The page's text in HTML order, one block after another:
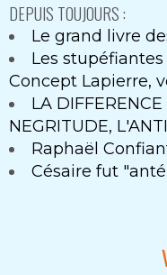
DEPUIS TOUJOURS :
Le grand livre
Les
Concept Lapierre,
LA
NEGRITUDE,
Raphaël
Césaire fut